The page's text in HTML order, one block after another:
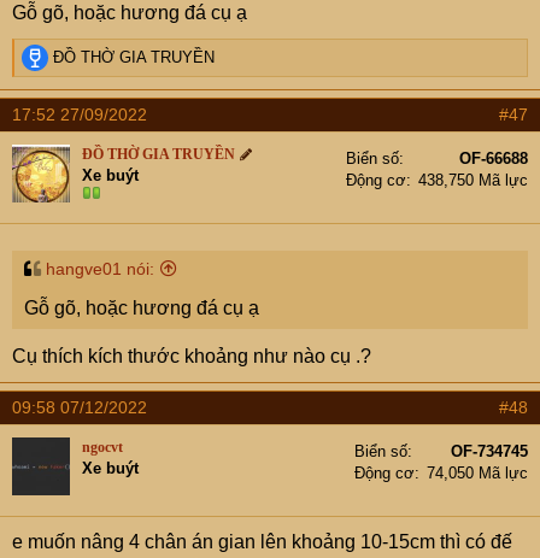
Gỗ gõ, hoặc hương đá cụ ạ
R
e
a
c
t
i
o
n
s
ĐỒ THỜ GIA TRUYỀN
17:52 27/09/2022 #47
ĐỒ THỜ GIA TRUYỀN
Xe buýt
Biển số
OF-66688
Động cơ
438,750 Mã lực
hangve01 nói:
Gỗ gõ, hoặc hương đá cụ ạ
Cụ thích kích thước khoảng như nào cụ .?
09:58 07/12/2022 #48
ngocvt
Xe buýt
Biển số
OF-734745
Động cơ
74,050 Mã lực
e muốn nâng 4 chân án gian lên khoảng 10-15cm thì có đế